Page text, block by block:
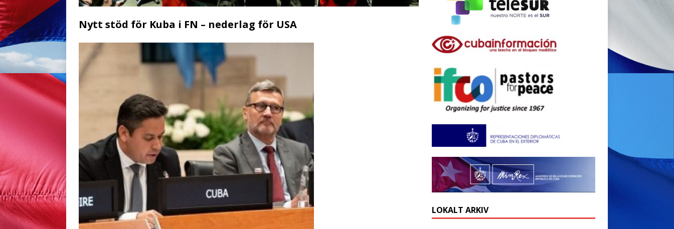
Nytt stöd för Kuba i FN – nederlag för USA
LOKALT ARKIV